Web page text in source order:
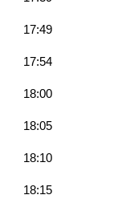
17:49
17:54
18:00
18:05
18:10
18:15